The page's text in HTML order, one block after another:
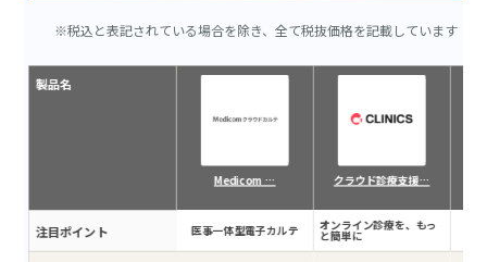
※税込と表記されている場合を除き、全て税抜価格を記載しています
製品名
注目ポイント
Medicom …
医事一体型電子カルテ
クラウド診療支援…
オンライン診療を、もっ
と簡単に